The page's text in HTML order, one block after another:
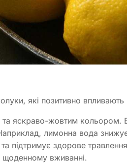
які позитивно
яскраво-жовтим кольором.
лимонна вода
підтримує здорове
щоденному вживанні.